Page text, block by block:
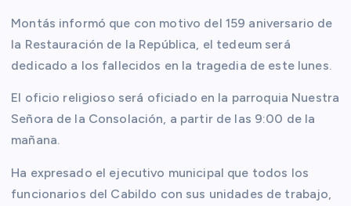
Montás informó que con motivo del 159 aniversario de
la Restauración de la República, el tedeum será
dedicado a los fallecidos en la tragedia de este lunes.
El oficio religioso será oficiado en la parroquia Nuestra
Señora de la Consolación, a partir de las 9:00 de la
mañana.
Ha expresado el ejecutivo municipal que todos los
funcionarios del Cabildo con sus unidades de trabajo,